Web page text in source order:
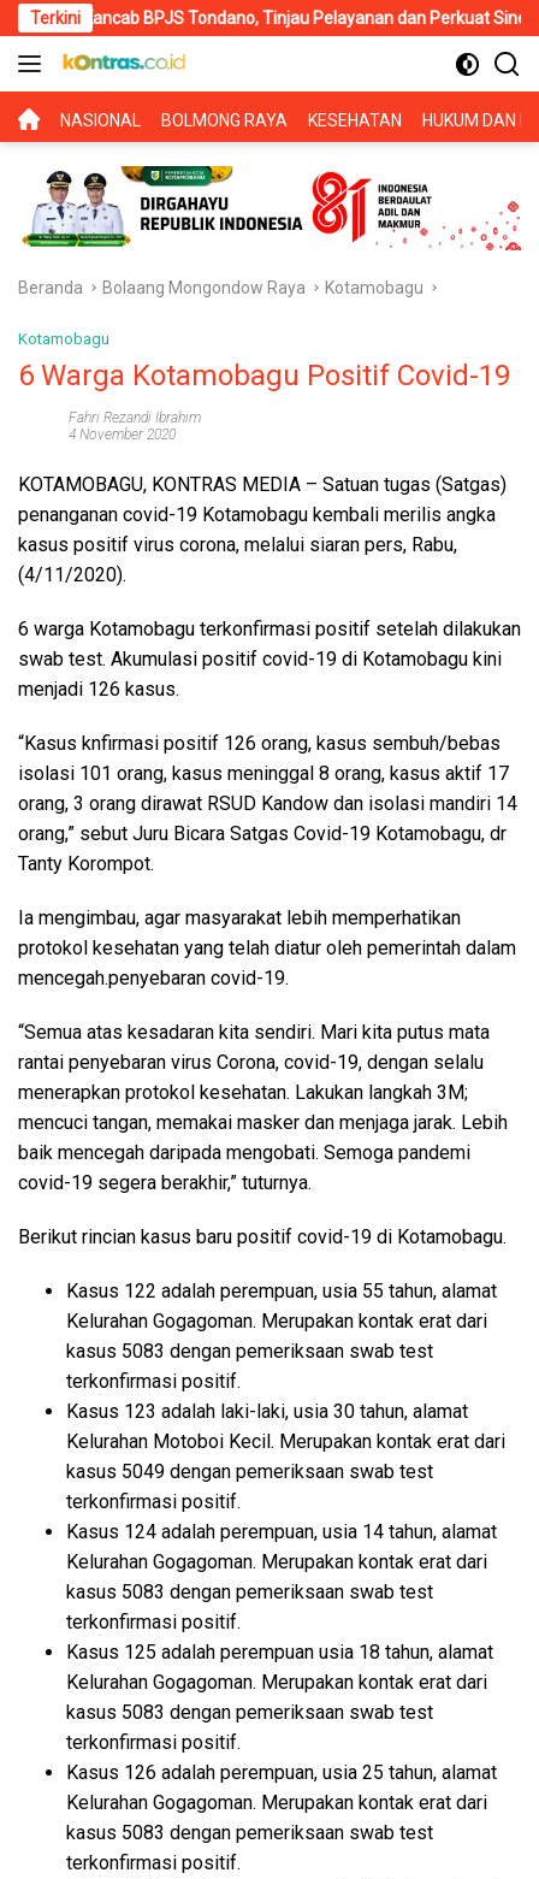
Langsung
ke
konten
Terkini
BPJS Tondano, Tinjau Pelayanan dan Perkuat Sinergi Wujudkan
BERANDA
NASIONAL BOLMONG RAYA KESEHATAN HUKUM DAN
Beranda Bolaang Mongondow Raya Kotamobagu
Kotamobagu
6 Warga Kotamobagu Positif Covid-19
Fahri Rezandi Ibrahim
4 November 2020
KOTAMOBAGU, KONTRAS MEDIA – Satuan tugas (Satgas)
penanganan covid-19 Kotamobagu kembali merilis angka
kasus positif virus corona, melalui siaran pers, Rabu,
(4/11/2020).
6 warga Kotamobagu terkonfirmasi positif setelah dilakukan
swab test. Akumulasi positif covid-19 di Kotamobagu kini
menjadi 126 kasus.
“Kasus knfirmasi positif 126 orang, kasus sembuh/bebas
isolasi 101 orang, kasus meninggal 8 orang, kasus aktif 17
orang, 3 orang dirawat RSUD Kandow dan isolasi mandiri 14
orang,” sebut Juru Bicara Satgas Covid-19 Kotamobagu, dr
Tanty Korompot.
Ia mengimbau, agar masyarakat lebih memperhatikan
protokol kesehatan yang telah diatur oleh pemerintah dalam
mencegah.penyebaran covid-19.
“Semua atas kesadaran kita sendiri. Mari kita putus mata
rantai penyebaran virus Corona, covid-19, dengan selalu
menerapkan protokol kesehatan. Lakukan langkah 3M;
mencuci tangan, memakai masker dan menjaga jarak. Lebih
baik mencegah daripada mengobati. Semoga pandemi
covid-19 segera berakhir,” tuturnya.
Berikut rincian kasus baru positif covid-19 di Kotamobagu.
Kasus 122 adalah perempuan, usia 55 tahun, alamat
Kelurahan Gogagoman. Merupakan kontak erat dari
kasus 5083 dengan pemeriksaan swab test
terkonfirmasi positif.
Kasus 123 adalah laki-laki, usia 30 tahun, alamat
Kelurahan Motoboi Kecil. Merupakan kontak erat dari
kasus 5049 dengan pemeriksaan swab test
terkonfirmasi positif.
Kasus 124 adalah perempuan, usia 14 tahun, alamat
Kelurahan Gogagoman. Merupakan kontak erat dari
kasus 5083 dengan pemeriksaan swab test
terkonfirmasi positif.
Kasus 125 adalah perempuan usia 18 tahun, alamat
Kelurahan Gogagoman. Merupakan kontak erat dari
kasus 5083 dengan pemeriksaan swab test
terkonfirmasi positif.
Kasus 126 adalah perempuan, usia 25 tahun, alamat
Kelurahan Gogagoman. Merupakan kontak erat dari
kasus 5083 dengan pemeriksaan swab test
terkonfirmasi positif.